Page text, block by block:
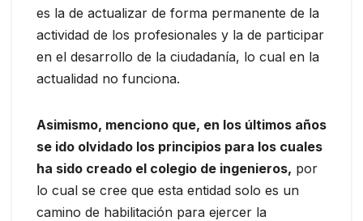
es la de actualizar de forma permanente de la
actividad de los profesionales y la de participar
en el desarrollo de la ciudadanía, lo cual en la
actualidad no funciona.
Asimismo, menciono que, en los últimos años
se ido olvidado los principios para los cuales
ha sido creado el colegio de ingenieros, por
lo cual se cree que esta entidad solo es un
camino de habilitación para ejercer la